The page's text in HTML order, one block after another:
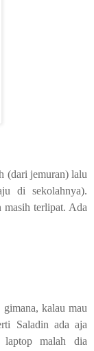
(dari jemuran) lalu
di sekolahnya).
masih terlipat. Ada
gimana, kalau mau
Saladin ada aja
laptop malah dia